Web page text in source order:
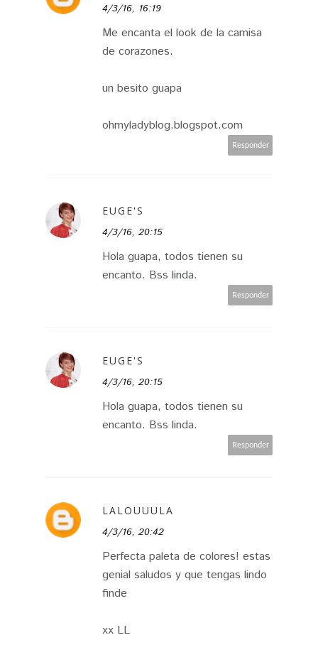
4/3/16, 16:19
Me encanta el look de la camisa
de corazones.
un besito guapa
ohmyladyblog.blogspot.com
Responder
EUGE'S
4/3/16, 20:15
Hola guapa, todos tienen su
encanto. Bss linda.
Responder
EUGE'S
4/3/16, 20:15
Hola guapa, todos tienen su
encanto. Bss linda.
Responder
LALOUUULA
4/3/16, 20:42
Perfecta paleta de colores! estas
genial saludos y que tengas lindo
finde
xx LL